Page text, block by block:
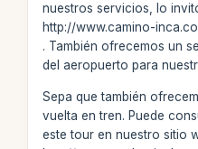
nuestros servicios, lo
http://www.camino-
. También ofrecemos un
del aeropuerto para
Sepa que también
vuelta en tren. Puede
este tour en nuestro sitio